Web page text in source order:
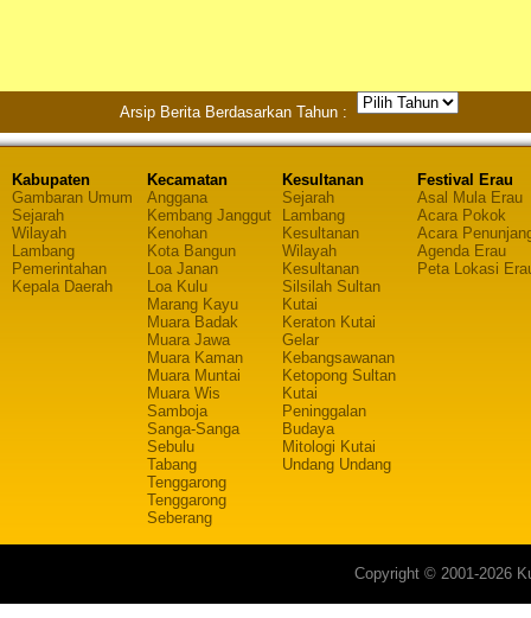
Arsip Berita Berdasarkan Tahun :
Kabupaten
Gambaran Umum
Sejarah
Wilayah
Lambang
Pemerintahan
Kepala Daerah
Kecamatan
Anggana
Kembang Janggut
Kenohan
Kota Bangun
Loa Janan
Loa Kulu
Marang Kayu
Muara Badak
Muara Jawa
Muara Kaman
Muara Muntai
Muara Wis
Samboja
Sanga-Sanga
Sebulu
Tabang
Tenggarong
Tenggarong
Seberang
Kesultanan
Sejarah
Lambang
Kesultanan
Wilayah
Kesultanan
Silsilah Sultan
Kutai
Keraton Kutai
Gelar
Kebangsawanan
Ketopong Sultan
Kutai
Peninggalan
Budaya
Mitologi Kutai
Undang Undang
Festival Erau
Asal Mula Erau
Acara Pokok
Acara
Agenda Erau
Peta Lokasi
Copyright © 2001-2026